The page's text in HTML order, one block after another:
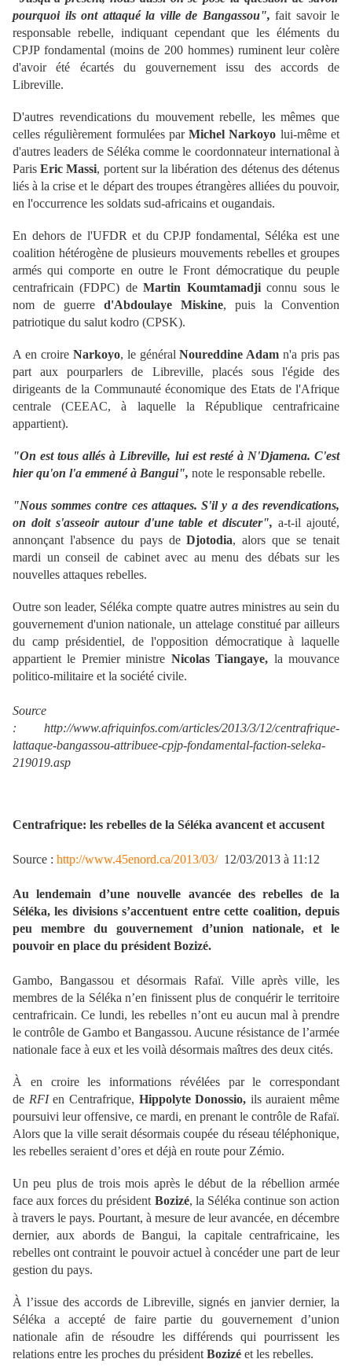
pourquoi ils ont attaqué la ville de Bangassou", fait savoir le
responsable rebelle, indiquant cependant que les éléments du
CPJP fondamental (moins de 200 hommes) ruminent leur colère
d'avoir été écartés du gouvernement issu des accords de
Libreville.
D'autres revendications du mouvement rebelle, les mêmes que
celles régulièrement formulées parMichel Narkoyo lui-même et
d'autres leaders de Séléka comme le coordonnateur international à
ParisEric Massi, portent sur la libération des détenus des détenus
liés à la crise et le départ des troupes étrangères alliées du pouvoir,
en l'occurrence les soldats sud-africains et ougandais.
En dehors de l'UFDR et du CPJP fondamental, Séléka est une
coalition hétérogène de plusieurs mouvements rebelles et groupes
armés qui comporte en outre le Front démocratique du peuple
centrafricain (FDPC) deMartin Koumtamadjiconnu sous le
nom de guerre d'Abdoulaye Miskine, puis la Convention
patriotique du salut kodro (CPSK).
A en croire Narkoyo, le généralNoureddine Adam n'a pris pas
part aux pourparlers de Libreville, placés sous l'égide des
dirigeants de la Communauté économique des Etats de l'Afrique
centrale (CEEAC, à laquelle la République centrafricaine
appartient).
"On est tous allés à Libreville, lui est resté à N'Djamena. C'est
hier qu'on l'a emmené à Bangui", note le responsable rebelle.
"Nous sommes contre ces attaques. S'il y a des revendications,
on doit s'asseoir autour d'une table et discuter", a-t-il ajouté,
annonçant l'absence du pays deDjotodia, alors que se tenait
mardi un conseil de cabinet avec au menu des débats sur les
nouvelles attaques rebelles.
Outre son leader, Séléka compte quatre autres ministres au sein du
gouvernement d'union nationale, un attelage constitué par ailleurs
du camp présidentiel, de l'opposition démocratique à laquelle
appartient le Premier ministre Nicolas Tiangaye, la mouvance
politico-militaire et la société civile.
Source
: http://www.afriquinfos.com/articles/2013/3/12/centrafrique-
lattaque-bangassou-attribuee-cpjp-fondamental-faction-seleka-
219019.asp
Centrafrique: les rebelles de la Séléka avancent et accusent
Source : http://www.45enord.ca/2013/03/ 12/03/2013 à 11:12
Au lendemain d’une nouvelle avancée des rebelles de la
Séléka, les divisions s’accentuent entre cette coalition, depuis
peu membre du gouvernement d’union nationale, et le
pouvoir en place du président Bozizé.
Gambo, Bangassou et désormais Rafaï. Ville après ville, les
membres de la Séléka n’en finissent plus de conquérir le territoire
centrafricain. Ce lundi, les rebelles n’ont eu aucun mal à prendre
le contrôle de Gambo et Bangassou. Aucune résistance de l’armée
nationale face à eux et les voilà désormais maîtres des deux cités.
À en croire les informations révélées par le correspondant
de RFIen Centrafrique, Hippolyte Donossio, ils auraient même
poursuivi leur offensive, ce mardi, en prenant le contrôle de Rafaï.
Alors que la ville serait désormais coupée du réseau téléphonique,
les rebelles seraient d’ores et déjà en route pour Zémio.
Un peu plus de trois mois après le début de la rébellion armée
face aux forces du président Bozizé, la Séléka continue son action
à travers le pays. Pourtant, à mesure de leur avancée, en décembre
dernier, aux abords de Bangui, la capitale centrafricaine, les
rebelles ont contraint le pouvoir actuel à concéder une part de leur
gestion du pays.
À l’issue des accords de Libreville, signés en janvier dernier, la
Séléka a accepté de faire partie du gouvernement d’union
nationale afin de résoudre les différends qui pourrissent les
relations entre les proches du président Bozizé et les rebelles.